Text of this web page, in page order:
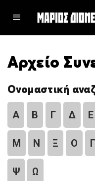
Αρχείο
Ονομαστική
Α Β Γ Δ Ε
Μ Ν Ξ Ο
Ψ Ω